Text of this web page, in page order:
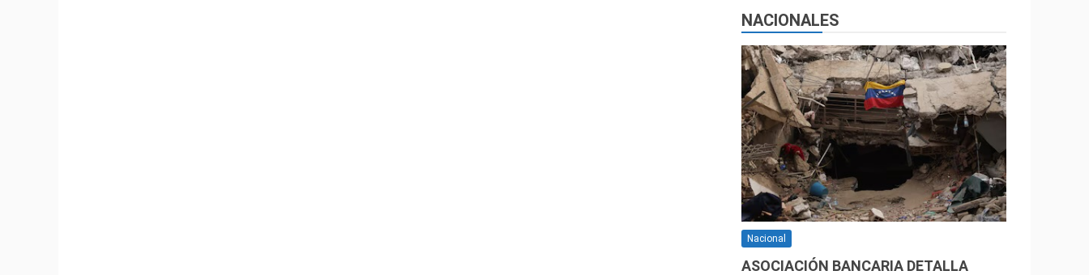
NACIONALES
Nacional
ASOCIACIÓN BANCARIA DETALLA